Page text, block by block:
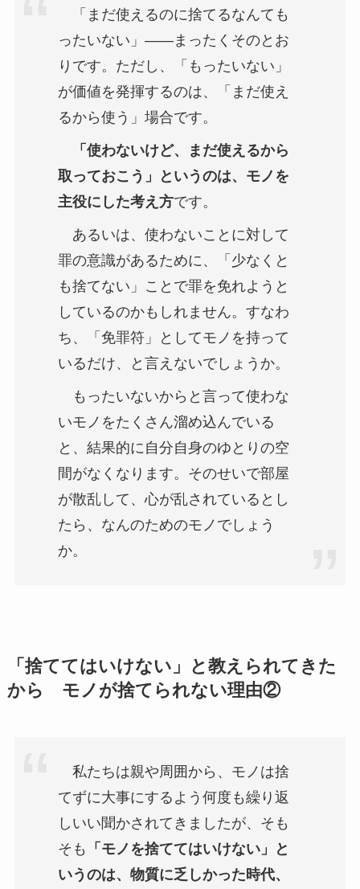
「まだ使えるのに捨てるなんても
ったいない」――まったくそのとお
りです。ただし、「もったいない」
が価値を発揮するのは、「まだ使え
るから使う」場合です。
「使わないけど、まだ使えるから
取っておこう」というのは、モノを
主役にした考え方です。
あるいは、使わないことに対して
罪の意識があるために、「少なくと
も捨てない」ことで罪を免れようと
しているのかもしれません。すなわ
ち、「免罪符」としてモノを持って
いるだけ、と言えないでしょうか。
もったいないからと言って使わな
いモノをたくさん溜め込んでいる
と、結果的に自分自身のゆとりの空
間がなくなります。そのせいで部屋
が散乱して、心が乱されているとし
たら、なんのためのモノでしょう
か。
「捨ててはいけない」と教えられてきた
から モノが捨てられない理由②
私たちは親や周囲から、モノは捨
てずに大事にするよう何度も繰り返
しいい聞かされてきましたが、そも
そも
「モノを捨ててはいけない」と
いうのは、物質に乏しかった時代、